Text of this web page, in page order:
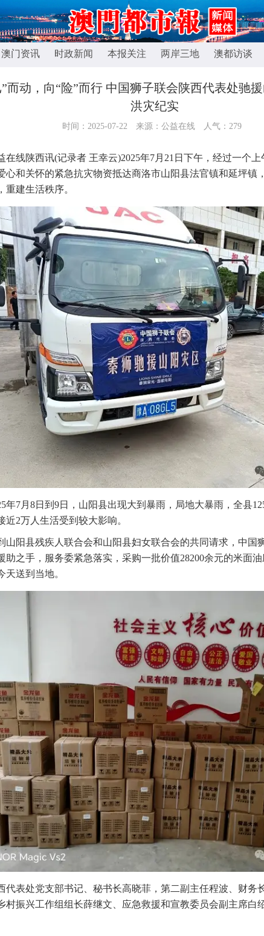
澳门资讯 时政新闻 本报关注 两岸三地 澳都访谈
”而动，向“险”而行 中国狮子联会陕西代表处驰
洪灾纪实
时间：2025-07-22 来源：公益在线 人气： 279
线陕西讯(记录者 王幸云)2025年7月21日下午，经过一个上
心和关怀的紧急抗灾物资抵达商洛市山阳县法官镇和延坪镇
重建生活秩序。
7月8日到9日，山阳县出现大到暴雨，局地大暴雨，全县
近2万人生活受到较大影响。
阳县残疾人联合会和山阳县妇女联合会的共同请求，中国
助之手，服务委紧急落实，采购一批价值28200余元的米面
天送到当地。
表处党支部书记、秘书长高晓菲，第二副主任程波、财务
村振兴工作组组长薛继文、应急救援和宣教委员会副主席白